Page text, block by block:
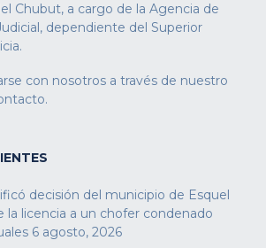
Chubut, a cargo de la Agencia de
dependiente del Superior
con nosotros a través de nuestro
.
decisión del municipio de Esquel
la licencia a un chofer condenado
6 agosto, 2026